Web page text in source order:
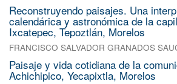
Reconstruyendo paisajes. Una
calendárica y astronómica de la
Ixcatepec, Tepoztlán, Morelos
FRANCISCO SALVADOR GRANADOS
Paisaje y vida cotidiana de la
Achichipico, Yecapixtla, Morelos